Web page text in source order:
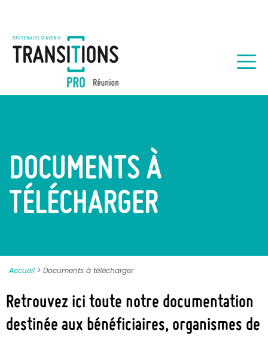
DOCUMENTS À
TÉLÉCHARGER
Accueil > Documents à télécharger
Retrouvez ici toute notre documentation
destinée aux bénéficiaires, organismes de